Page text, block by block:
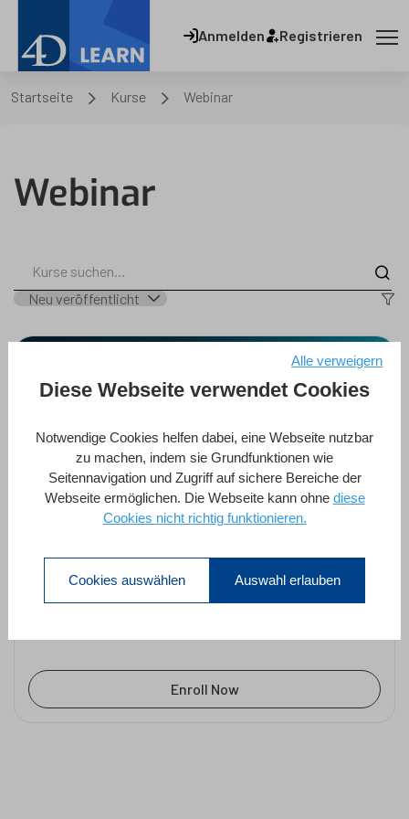
Anmelden Registrieren
Startseite Kurse Webinar
Webinar
4D Qodly Pro : Fügen Sie
Webbrowser-bas...
Thomas Maul
zu Ihrer Desktop-Anwendung hinzu.
beiThomas Maulin4D Qodly Pro
Enroll Now
Diese Webseite verwendet Cookies
Notwendige Cookies helfen dabei, eine Webseite nutzbar
zu machen, indem sie Grundfunktionen wie
Seitennavigation und Zugriff auf sichere Bereiche der
Webseite ermöglichen. Die Webseite kann ohne diese
Cookies nicht richtig funktionieren.
Cookies auswählen Auswahl erlauben
Alle verweigern